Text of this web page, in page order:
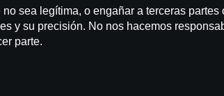
sea legítima, o engañar a terceras
y su precisión. No nos hacemos
parte.